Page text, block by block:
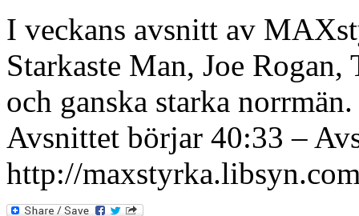
I veckans avsnitt av
Starkaste Man, Joe
och ganska starka
Avsnittet börjar 40:33 –
http://